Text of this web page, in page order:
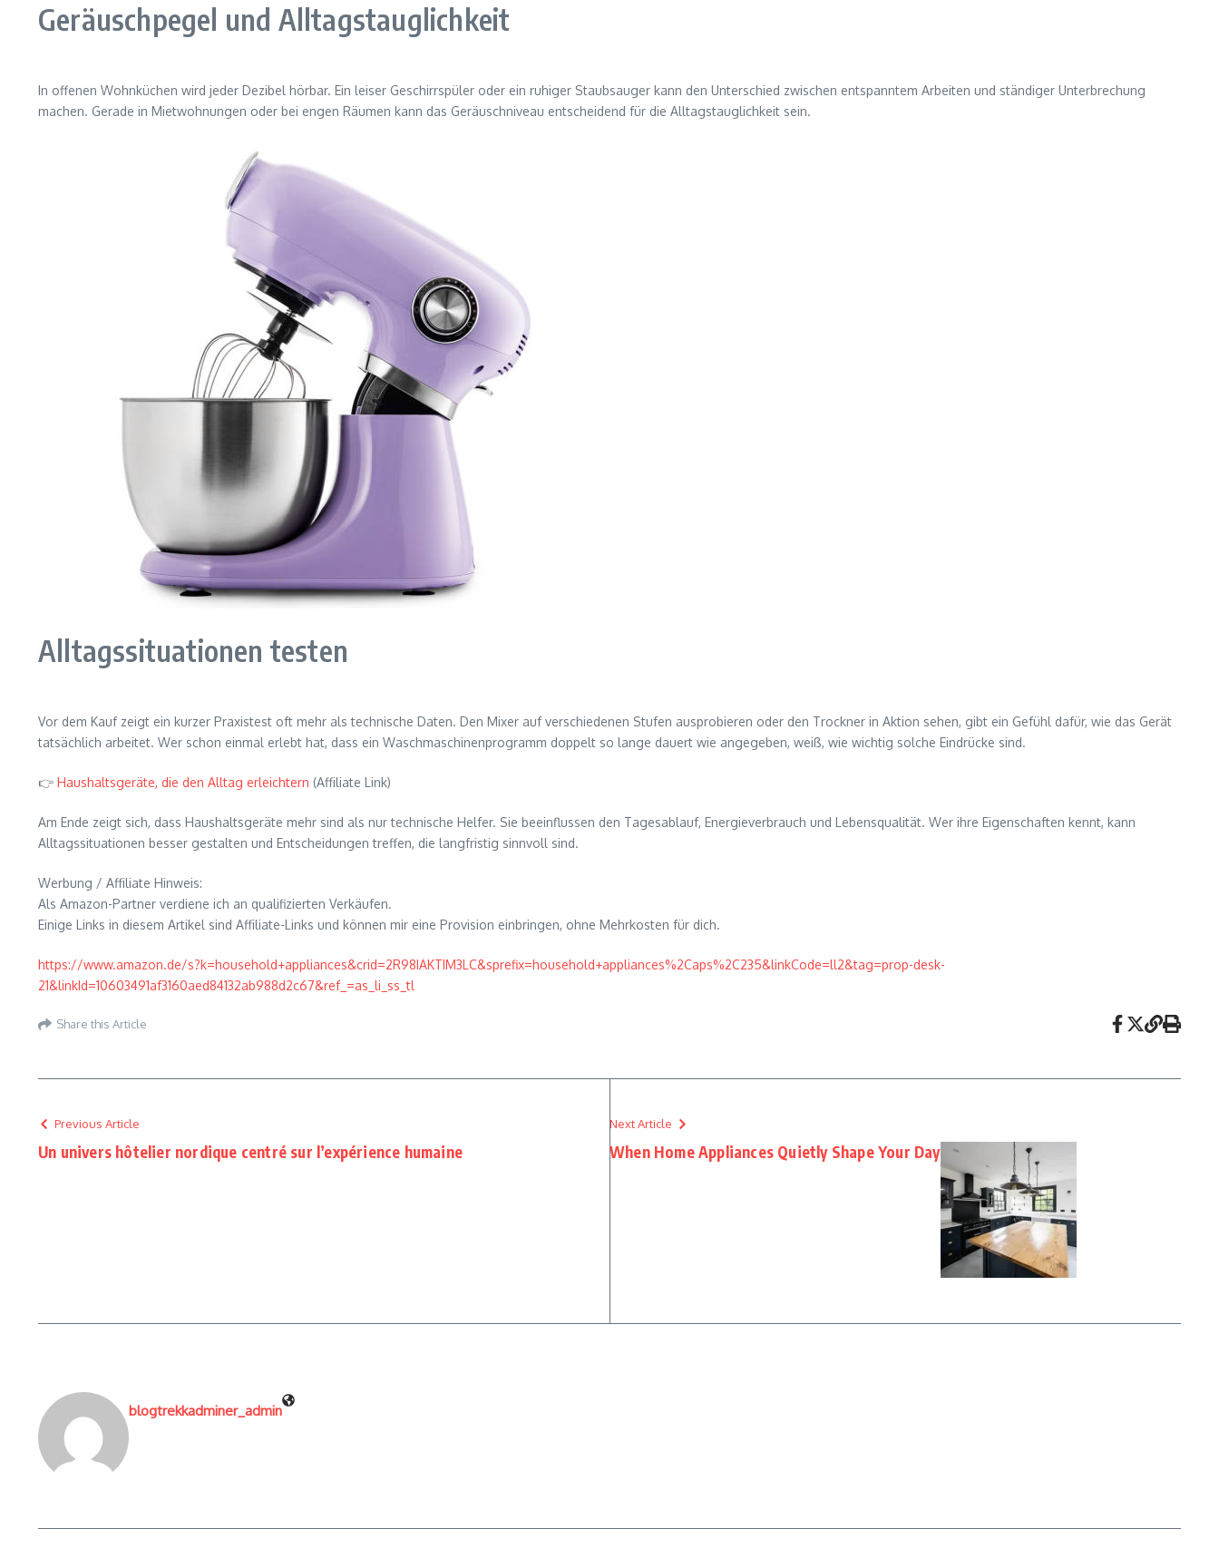
Geräuschpegel und Alltagstauglichkeit
In offenen Wohnküchen wird jeder Dezibel hörbar. Ein leiser Geschirrspüler oder ein ruhiger Staubsauger kann den Unterschied zwischen entspanntem Arbeiten und ständiger Unterbrechung
machen. Gerade in Mietwohnungen oder bei engen Räumen kann das Geräuschniveau entscheidend für die Alltagstauglichkeit sein.
Alltagssituationen testen
Vor dem Kauf zeigt ein kurzer Praxistest oft mehr als technische Daten. Den Mixer auf verschiedenen Stufen ausprobieren oder den Trockner in Aktion sehen, gibt ein Gefühl dafür, wie das Gerät
tatsächlich arbeitet. Wer schon einmal erlebt hat, dass ein Waschmaschinenprogramm doppelt so lange dauert wie angegeben, weiß, wie wichtig solche Eindrücke sind.
👉 Haushaltsgeräte, die den Alltag erleichtern (Affiliate Link)
Am Ende zeigt sich, dass Haushaltsgeräte mehr sind als nur technische Helfer. Sie beeinflussen den Tagesablauf, Energieverbrauch und Lebensqualität. Wer ihre Eigenschaften kennt, kann
Alltagssituationen besser gestalten und Entscheidungen treffen, die langfristig sinnvoll sind.
Werbung / Affiliate Hinweis:
Als Amazon-Partner verdiene ich an qualifizierten Verkäufen.
Einige Links in diesem Artikel sind Affiliate-Links und können mir eine Provision einbringen, ohne Mehrkosten für dich.
https://www.amazon.de/s?k=household+appliances&crid=2R98IAKTIM3LC&sprefix=household+appliances%2Caps%2C235&linkCode=ll2&tag=prop-desk-
21&linkId=10603491af3160aed84132ab988d2c67&ref_=as_li_ss_tl
Share this Article
Previous Article
Un univers hôtelier nordique centré sur l’expérience humaine
Next Article
When Home Appliances Quietly Shape Your Day
blogtrekkadminer_admin